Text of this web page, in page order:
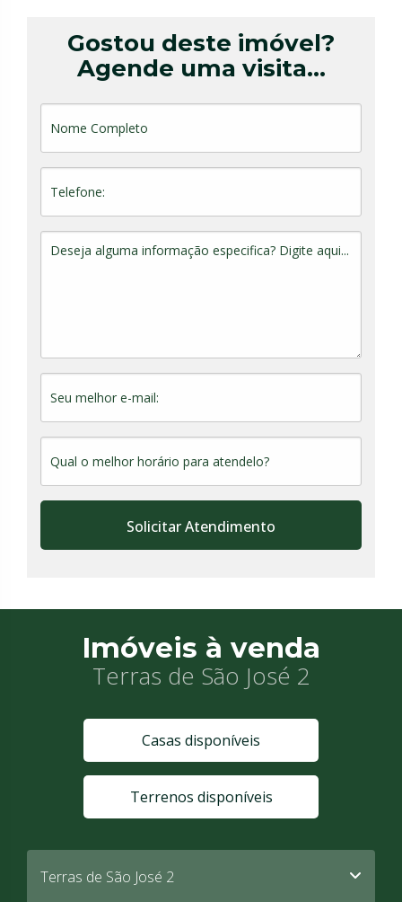
Gostou deste imóvel?
Agende uma visita...
Solicitar Atendimento
Imóveis à venda
Terras de São José 2
Casas disponíveis
Terrenos disponíveis
Terras de São José 2